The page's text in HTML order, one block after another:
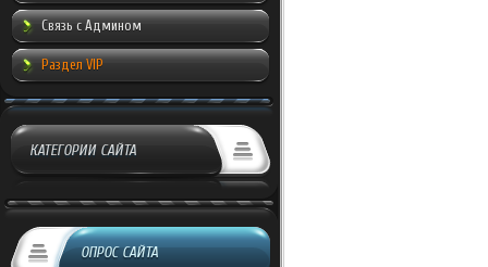
Связь с Админом
Раздел VIP
КАТЕГОРИИ САЙТА
ОПРОС САЙТА